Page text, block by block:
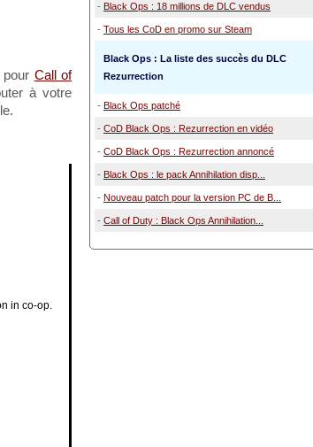
Call of
à votre
in co-op.
- Black Ops : 18 millions de DLC vendus
- Tous les CoD en promo sur Steam
Black Ops : La liste des succès du DLC
Rezurrection
- Black Ops patché
- CoD Black Ops : Rezurrection en vidéo
- CoD Black Ops : Rezurrection annoncé
- Black Ops : le pack Annihilation disp...
- Nouveau patch pour la version PC de B...
- Call of Duty : Black Ops Annihilation...